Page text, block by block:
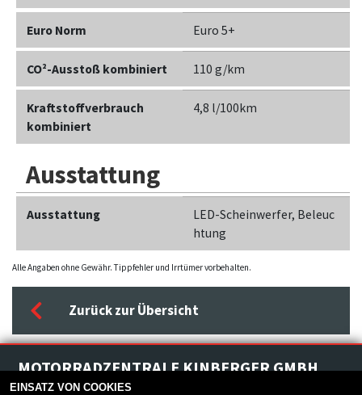
Euro Norm Euro 5+
CO²-Ausstoß kombiniert 110 g/km
Kraftstoffverbrauch
kombiniert
4,8 l/100km
Ausstattung
Ausstattung
LED-Scheinwerfer, Beleuc
htung
Alle Angaben ohne Gewähr. Tippfehler und Irrtümer vorbehalten.
Zurück zur Übersicht
MOTORRADZENTRALE KINBERGER GMBH
Marktanger 2-86860 Jengen
EINSATZ VON COOKIES